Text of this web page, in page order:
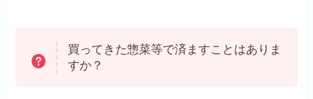
買ってきた惣菜等で済ますことはありま
すか？